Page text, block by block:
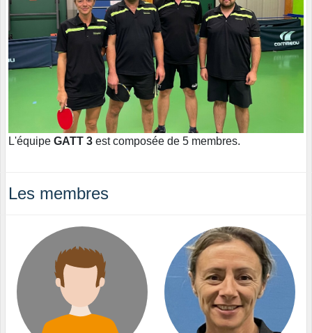
L'équipe GATT 3 est composée de 5 membres.
Les membres